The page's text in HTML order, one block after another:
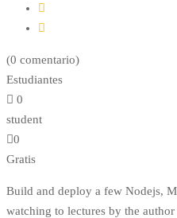
(0 comentario)
Estudiantes
0
student
0
Gratis
Build and deploy a few Nodejs,
watching to lectures by the